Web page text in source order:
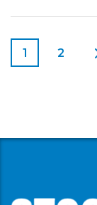
1 2